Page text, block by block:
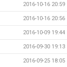
2016-10-16 20:59
2016-10-16 20:56
2016-10-09 19:44
2016-09-30 19:13
2016-09-25 18:05